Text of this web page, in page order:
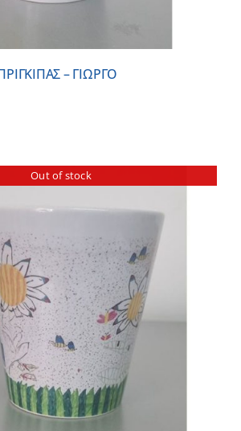
– ΓΙΩΡΓΟ
Out of stock